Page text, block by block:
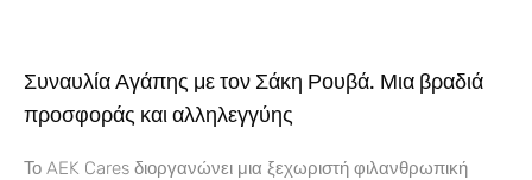
Συναυλία Αγάπης με τον Σάκη Ρουβά. Μια βραδιά
προσφοράς και αλληλεγγύης
Το AEK Cares διοργανώνει μια ξεχωριστή φιλανθρωπική